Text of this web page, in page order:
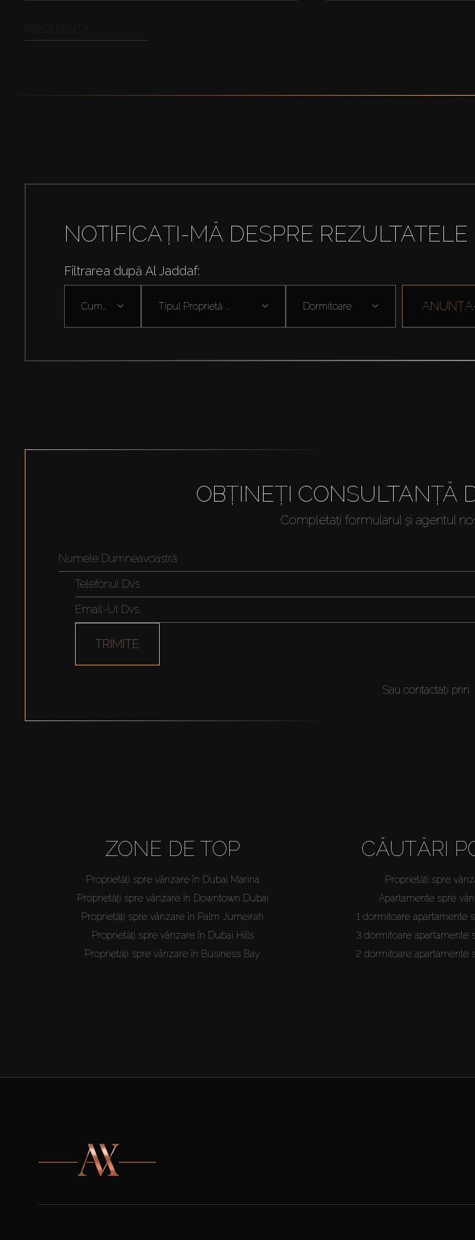
NOTIFICAȚI-MĂ DESPRE REZULTATELE
Filtrarea după Al Jaddaf:
Tipul Proprietă ... Dormitoare
OBȚINEȚI CONSULTANȚĂ
Completați formularul și agentul
TRIMITE
Sau contactați prin
ZONE DE TOP
Proprietăți spre vânzare în Dubai Marina
Proprietăți spre vânzare în Downtown Dubai
Proprietăți spre vânzare în Palm Jumeirah
Proprietăți spre vânzare în Dubai Hills
Proprietăți spre vânzare în Business Bay
CĂUTĂRI
Proprietăți spre
Apartamente spre
1 dormitoare apartamente
3 dormitoare apartamente
2 dormitoare apartamente